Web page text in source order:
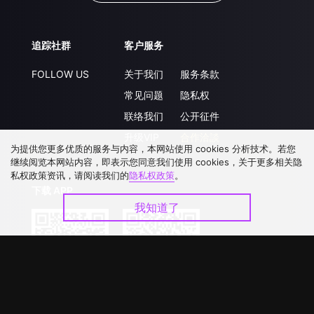
追踪社群
FOLLOW US
客户服务
关于我们
常见问题
联络我们
服务条款
隐私权
公开征件
为提供您更多优质的服务与内容，本网站使用 cookies 分析技术。若您
继续阅览本网站内容，即表示您同意我们使用 cookies，关于更多相关隐
私权政策资讯，请阅读我们的隐私权政策。
我知道了